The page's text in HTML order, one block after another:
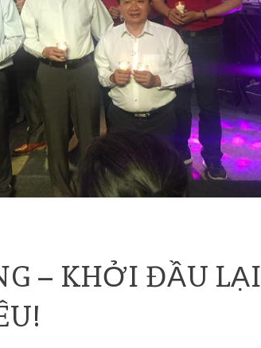
– KHỞI ĐẦU LẠI